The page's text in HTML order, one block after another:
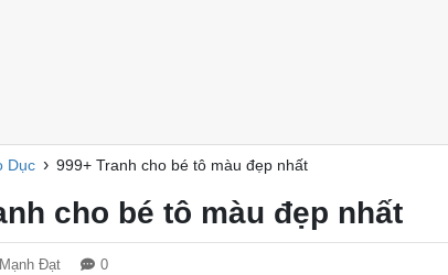
Dục › 999+ Tranh cho bé tô màu đẹp nhất
cho bé tô màu đẹp nhất
Mạnh Đạt 0